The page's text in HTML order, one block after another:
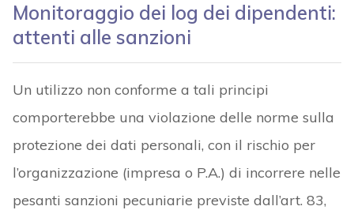
Monitoraggio dei log dei dipendenti:
attenti alle sanzioni
Un utilizzo non conforme a tali principi
comporterebbe una violazione delle norme sulla
protezione dei dati personali, con il rischio per
l’organizzazione (impresa o P.A.) di incorrere nelle
pesanti sanzioni pecuniarie previste dall’art. 83,